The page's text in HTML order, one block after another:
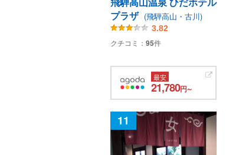
プラザ (飛騨高山・古川)
3.82
クチコミ： 95件
最安
21,780円～
11